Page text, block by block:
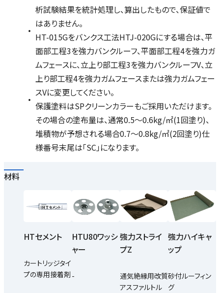
析試験結果を統計処理し、算出したもので、保証値で
はありません。
HT-015Gをバンクス工法HTJ-020Gにする場合は、平
面部工程3を強力バンクルーフ、平面部工程4を強力ガ
ムフェースに、立上り部工程3を強力バンクルーフV、立
上り部工程4を強力ガムフェースまたは強力ガムフェー
スVに変更してください。
保護塗料はSPクリーンカラーもご採用いただけます。
その場合の塗布量は、通常0.5～0.6kg/㎡(1回塗り)、
堆積物が予想される場合0.7～0.8kg/㎡(2回塗り)仕
様番号末尾は「SC」になります。
材料
HTセメント
カートリッジタイ
プの専用接着剤
HTU80ワッシ
ャー
-
強力ストライ
プZ
通気絶縁用改質
アスファルトル
強力ハイキャ
ップ
砂付ルーフィン
グ